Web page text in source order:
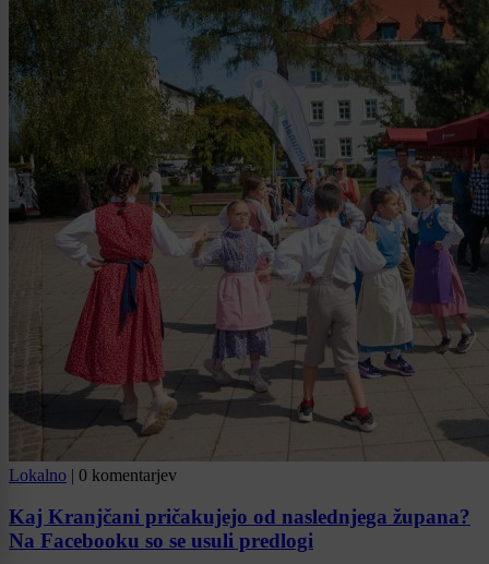
Lokalno | 0 komentarjev
Kaj Kranjčani pričakujejo od naslednjega župana?
Na Facebooku so se usuli predlogi